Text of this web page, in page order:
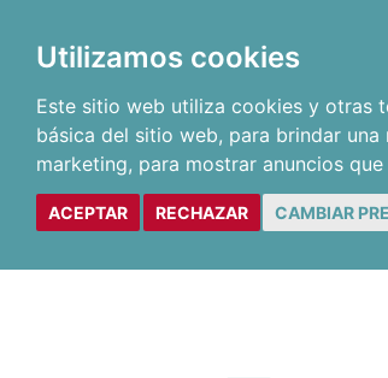
Utilizamos cookies
Este sitio web utiliza cookies y otras
básica del sitio web, para brindar
marketing, para mostrar anuncios
ACEPTAR RECHAZAR CAMBIAR